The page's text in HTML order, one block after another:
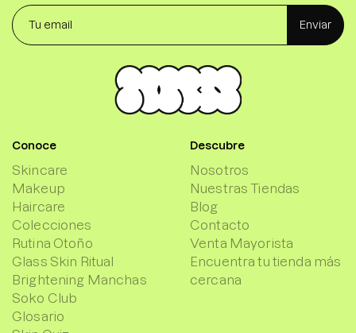
Enviar
Conoce
Skincare
Makeup
Haircare
Colecciones
Rutina Otoño
Glass Skin Ritual
Brightening Manchas
Soko Club
Glosario
Descubre
Nosotros
Nuestras Tiendas
Blog
Contacto
Venta Mayorista
Encuentra tu tienda más
cercana